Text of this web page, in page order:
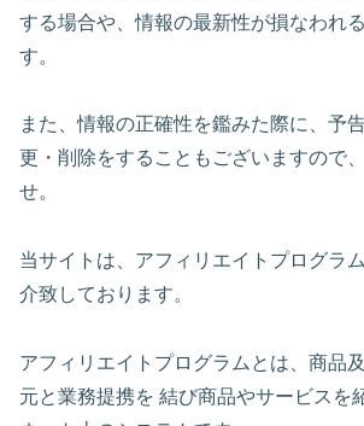
する場合や、情報の最新性が損なわれ
す。
また、情報の正確性を鑑みた際に、予
更・削除をすることもございますので
せ。
当サイトは、アフィリエイトプログラ
介致しております。
アフィリエイトプログラムとは、商品
元と業務提携を 結び商品やサービスを